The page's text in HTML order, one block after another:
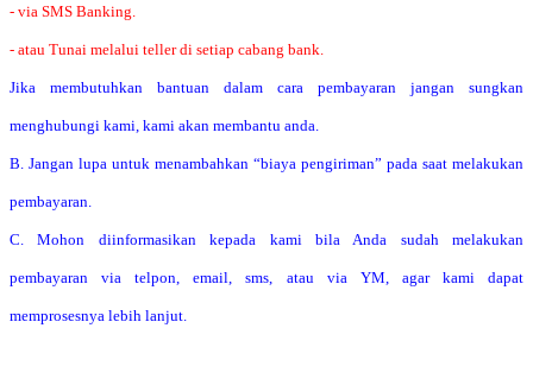
- via SMS Banking.
- atau Tunai melalui teller di setiap cabang bank.
Jika membutuhkan bantuan dalam cara pembayaran jangan sungkan
menghubungi kami, kami akan membantu anda.
B. Jangan lupa untuk menambahkan “biaya pengiriman” pada saat melakukan
pembayaran.
C. Mohon diinformasikan kepada kami bila Anda sudah melakukan
pembayaran via telpon, email, sms, atau via YM, agar kami dapat
memprosesnya lebih lanjut.